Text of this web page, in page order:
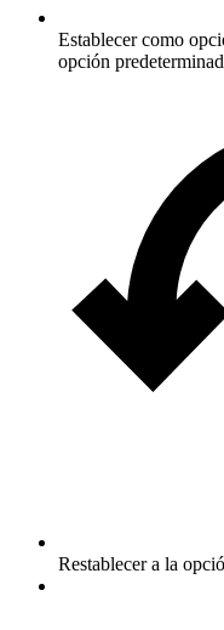
Establecer como
opción
Restablecer a la